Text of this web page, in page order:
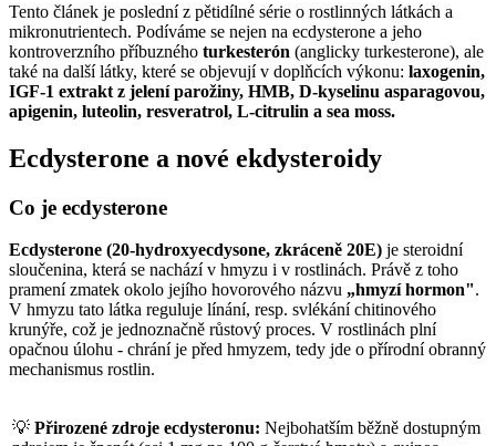
Tento článek je poslední z pětidílné série o rostlinných látkách a
mikronutrientech. Podíváme se nejen na ecdysterone a jeho
kontroverzního příbuzného turkesterón (anglicky turkesterone), ale
také na další látky, které se objevují v doplňcích výkonu: laxogenin,
IGF-1 extrakt z jelení parožiny, HMB, D-kyselinu asparagovou,
apigenin, luteolin, resveratrol, L-citrulin a sea moss.
Ecdysterone a nové ekdysteroidy
Co je ecdysterone
Ecdysterone (20-hydroxyecdysone, zkráceně 20E) je steroidní
sloučenina, která se nachází v hmyzu i v rostlinách. Právě z toho
pramení zmatek okolo jejího hovorového názvu „hmyzí hormon".
V hmyzu tato látka reguluje línání, resp. svlékání chitinového
krunýře, což je jednoznačně růstový proces. V rostlinách plní
opačnou úlohu - chrání je před hmyzem, tedy jde o přírodní obranný
mechanismus rostlin.
💡 Přirozené zdroje ecdysteronu: Nejbohatším běžně dostupným